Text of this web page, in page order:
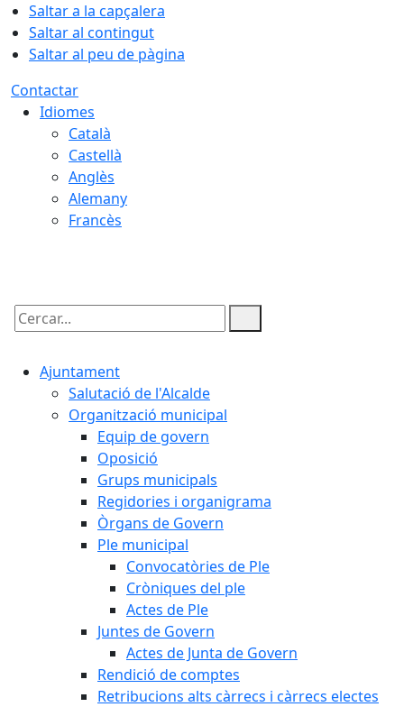
Saltar a la capçalera
Saltar al contingut
Saltar al peu de pàgina
Contactar
Idiomes
Català
Castellà
Anglès
Alemany
Francès
Cercar:
Ajuntament
Salutació de l'Alcalde
Organització municipal
Equip de govern
Oposició
Grups municipals
Regidories i organigrama
Òrgans de Govern
Ple municipal
Convocatòries de Ple
Cròniques del ple
Actes de Ple
Juntes de Govern
Actes de Junta de Govern
Rendició de comptes
Retribucions alts càrrecs i càrrecs electes